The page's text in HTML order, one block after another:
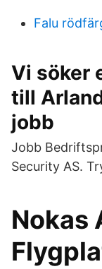
Falu
Vi söker
till
jobb
Jobb
Security AS.
Nokas